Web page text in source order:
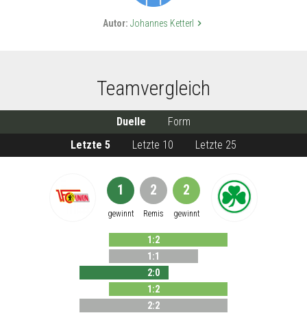
Autor: Johannes Ketterl keyboard_arrow_right
Teamvergleich
Duelle
Form
Letzte 5
Letzte 10 Letzte 25
1
gewinnt
2
Remis
2
gewinnt
1 :2
1 :1
2:0
1 :2
2:2